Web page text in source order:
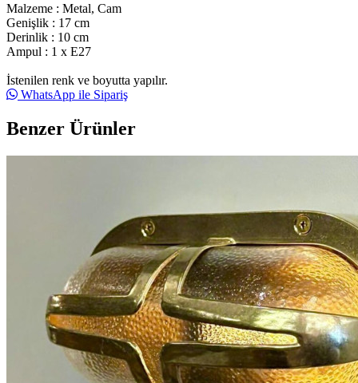
Malzeme : Metal, Cam
Genişlik : 17 cm
Derinlik : 10 cm
Ampul : 1 x E27
İstenilen renk ve boyutta yapılır.
WhatsApp ile Sipariş
Benzer Ürünler